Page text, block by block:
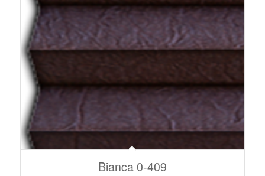
Bianca 0-409